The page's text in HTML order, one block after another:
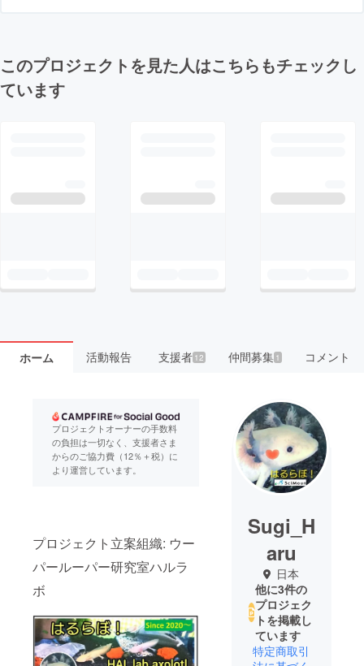
このプロジェクトを見た人はこちらもチェックし
ています
ホーム 活動報告 支援者 12 仲間募集 1 コメント
プロジェクトオーナーの手数料
の負担は一切なく、支援者さま
からのご協力費（12％＋税）に
より運営しています。
プロジェクト立案組織: ウー
パールーパー研究室ハルラ
ボ
Sugi_H
aru
日本
他に3件の
プロジェク
トを掲載し
ています
特定商取引